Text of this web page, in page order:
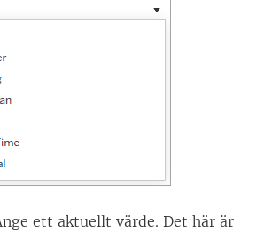
ett aktuellt värde. Det här är